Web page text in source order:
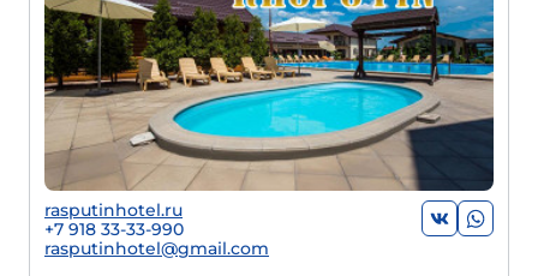
rasputinhotel.ru
+7 918 33-33-990
rasputinhotel@gmail.com